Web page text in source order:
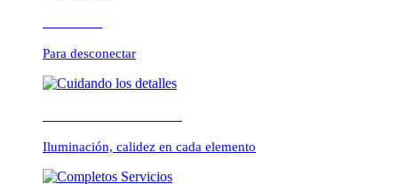
Previous Next
Para desconectar
Iluminación, calidez en cada elemento